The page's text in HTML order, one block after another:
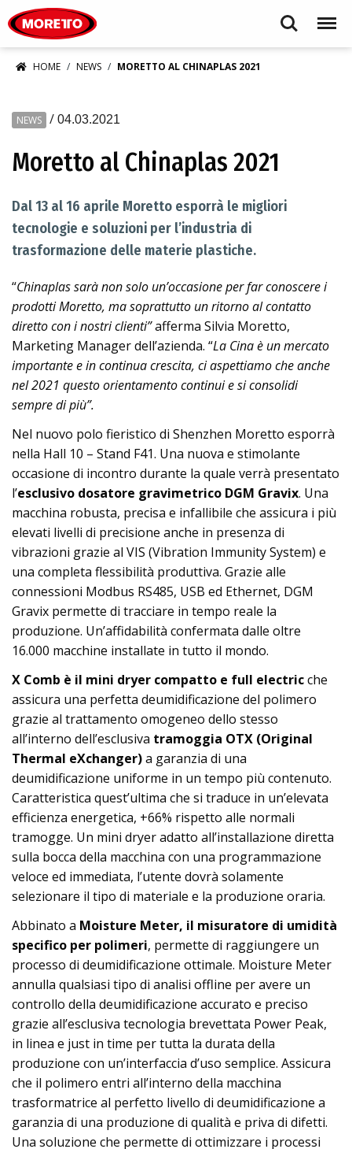
Search Menu
HOME NEWS MORETTO AL CHINAPLAS 2021
NEWS / 04.03.2021
Moretto al Chinaplas 2021
Dal 13 al 16 aprile Moretto esporrà le migliori
tecnologie e soluzioni per l’industria di
trasformazione delle materie plastiche.
“Chinaplassarà non solo un’occasione per far conoscere i
prodotti Moretto, ma soprattutto un ritorno al contatto
diretto con i nostri clienti”afferma Silvia Moretto,
Marketing Manager dell’azienda. “La Cina è un mercato
importante e in continua crescita, ci aspettiamo che anche
nel 2021 questo orientamento continui e si consolidi
sempre di più”.
Nel nuovo polo fieristico di Shenzhen Moretto esporrà
nella Hall 10 – Stand F41. Una nuova e stimolante
occasione di incontro durante la quale verrà presentato
l’esclusivo dosatore gravimetrico DGM Gravix. Una
macchina robusta, precisa e infallibile che assicura i più
elevati livelli di precisione anche in presenza di
vibrazioni grazie al VIS (Vibration Immunity System) e
una completa flessibilità produttiva. Grazie alle
connessioni Modbus RS485, USB ed Ethernet, DGM
Gravix permette di tracciare in tempo reale la
produzione. Un’affidabilità confermata dalle oltre
16.000 macchine installate in tutto il mondo.
X Comb è il mini dryer compatto e full electricche
assicura una perfetta deumidificazione del polimero
grazie al trattamento omogeneo dello stesso
all’interno dell’esclusiva tramoggia OTX (Original
Thermal eXchanger)a garanzia di una
deumidificazione uniforme in un tempo più contenuto.
Caratteristica quest’ultima che si traduce in un’elevata
efficienza energetica, +66% rispetto alle normali
tramogge. Un mini dryer adatto all’installazione diretta
sulla bocca della macchina con una programmazione
veloce ed immediata, l’utente dovrà solamente
selezionare il tipo di materiale e la produzione oraria.
Abbinato a Moisture Meter, il misuratore di umidità
specifico per polimeri, permette di raggiungere un
processo di deumidificazione ottimale. Moisture Meter
annulla qualsiasi tipo di analisi offline per avere un
controllo della deumidificazione accurato e preciso
grazie all’esclusiva tecnologia brevettata Power Peak,
in linea e just in time per tutta la durata della
produzione con un’interfaccia d’uso semplice. Assicura
che il polimero entri all’interno della macchina
trasformatrice al perfetto livello di deumidificazione a
garanzia di una produzione di qualità e priva di difetti.
Una soluzione che permette di ottimizzare i processi